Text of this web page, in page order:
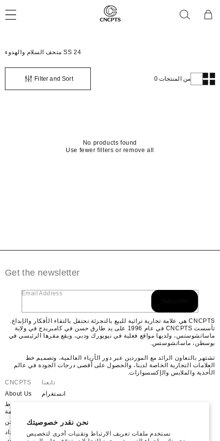
نحن نقدر خصوصيتك
نستخدم ملفات تعريف الارتباط وتقنيات أخرى لتخصيص
الى
المحتوى
عربة
التسوق
C
l
c
متحف السلام والهدوء SS 24
Filter and Sort 0 من المنتجات
No products found
Use fewer filters or remove all
Get the newsletter
Email Address
CNCPTS هي علامة تجارية تراثية للبيع بالتجزئة تحتفل بالتقاء الأفكار والإبداع.
تأسست CNCPTS في عام 1996 على يد طارق حسن في كامبريدج في ولاية
ماساتشوستس، ولديها مواقع فعلية في نيويورك ودبي، ويقع مقرها الرئيسي في
بوسطن، ماساتشوستس.
تشتهر بالتعاون الرائد مع الموردين عبر دور الأزياء العالمية، وتصميم خط
العلامات التجارية الخاصة لدينا، والحصول على أقصى درجات الجودة في عالم
الأحذية والملابس والإكسسوارات.
CNCPTS
About Us
شروط
الخدمة
شحن
استرداد
تابعنا
انستغرام
فيسبوك
X